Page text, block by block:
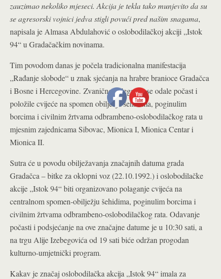
zauzimao nekoliko mjeseci. Akcija je tekla tako munjevito da su
se agresorski vojnici jedva stigli povući pred našim snagama,
napisala je Almasa Abdulahović o oslobodilačkoj akciji „Istok
94“ u Gradačačkim novinama.
Tim povodom danas je počela tradicionalna manifestacija
„Rađanje slobode“ u znak sjećanja na hrabre branioce Gradačca
i Bosne i Hercegovine. Zvanične delegacije se odale počast i
položile cvijeće na spomen obilježja šehidima, poginulim
borcima i civilnim žrtvama odbrambeno-oslobodilačkog rata u
mjesnim zajednicama Sibovac, Mionica I, Mionica Centar i
Mionica II.
Sutra će u povodu obilježavanja značajnih datuma grada
Gradačca – bitke za oklopni voz (22.10.1992.) i oslobodilačke
akcije „Istok 94“ biti organizovano polaganje cvijeća na
centralnom spomen-obilježju šehidima, poginulim borcima i
civilnim žrtvama odbrambeno-oslobodilačkog rata. Odavanje
počasti i podsjećanje na ove značajne datume je u 10:30 sati, a
na trgu Alije Izebegovića od 19 sati biće održan progodan
kulturno-umjetnički program.
Kakav je značaj oslobodilačka akcija „Istok 94“ imala za